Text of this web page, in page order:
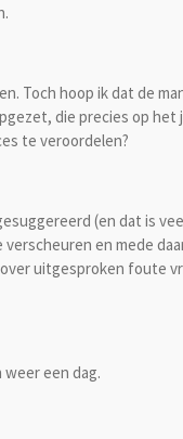
Toch hoop ik dat de
die precies op
te veroordelen?
(en dat is
en mede
uitgesproken foute
een dag.